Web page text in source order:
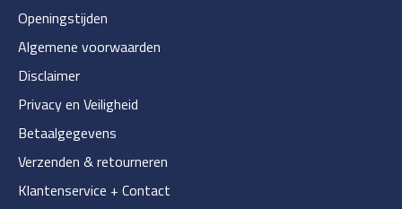
Openingstijden
Algemene voorwaarden
Disclaimer
Privacy en Veiligheid
Betaalgegevens
Verzenden & retourneren
Klantenservice + Contact